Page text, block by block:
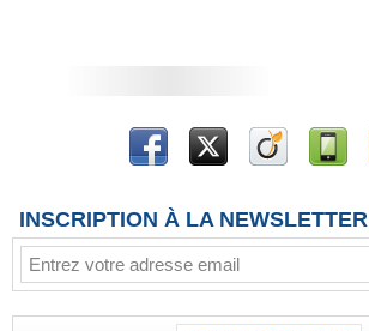
INSCRIPTION À LA NEWSLETTER